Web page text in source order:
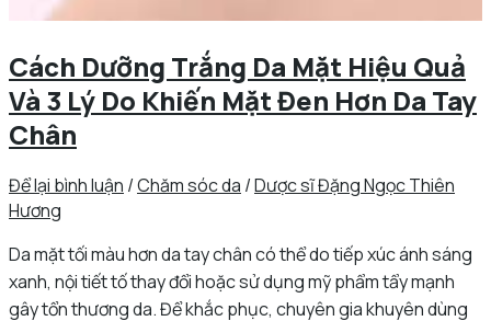
Cách Dưỡng Trắng Da Mặt Hiệu Quả
Và 3 Lý Do Khiến Mặt Đen Hơn Da Tay
Chân
Để lại bình luận /Chăm sóc da /Dược sĩ Đặng Ngọc Thiên
Hương
Da mặt tối màu hơn da tay chân có thể do tiếp xúc ánh sáng
xanh, nội tiết tố thay đổi hoặc sử dụng mỹ phẩm tẩy mạnh
gây tổn thương da. Để khắc phục, chuyên gia khuyên dùng